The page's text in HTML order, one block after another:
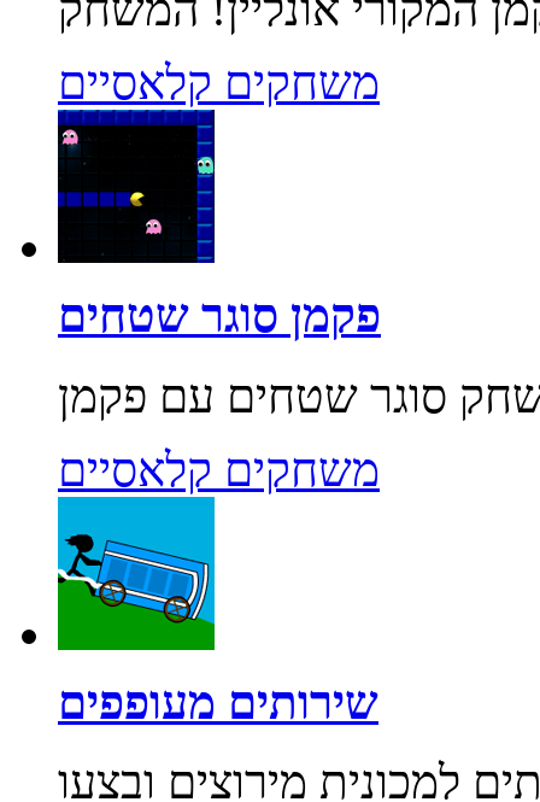
משחקים קלאסיים
פקמן סוגר שטחים
משחקים קלאסיים
שירותים מעופפים